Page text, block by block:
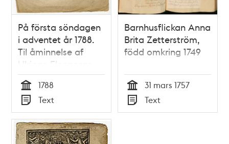
På första söndagen
i adventet år 1788.
Til åminnelse af
Ulricae Eleonorae
kyrkas invigning
samma dag år 1688.
Tid
1788
Typ
Text
Barnhusflickan Anna
Brita Zetterström,
född omkring 1749
Tid
31 mars 1757
Typ
Text